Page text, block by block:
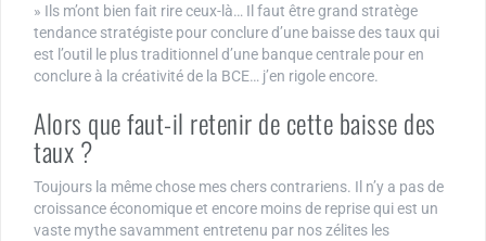
» Ils m’ont bien fait rire ceux-là… Il faut être grand stratège
tendance stratégiste pour conclure d’une baisse des taux qui
est l’outil le plus traditionnel d’une banque centrale pour en
conclure à la créativité de la BCE… j’en rigole encore.
Alors que faut-il retenir de cette baisse des
taux ?
Toujours la même chose mes chers contrariens. Il n’y a pas de
croissance économique et encore moins de reprise qui est un
vaste mythe savamment entretenu par nos zélites les